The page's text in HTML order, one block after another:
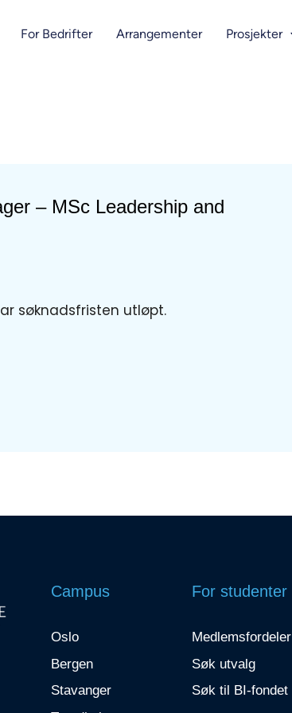
For Bedrifter Arrangementer Prosjekter
– MSc Leadership and
søknadsfristen utløpt.
Campus
Oslo
Bergen
Stavanger
For studenter
Medlemsfordeler
Søk utvalg
Søk til BI-fondet